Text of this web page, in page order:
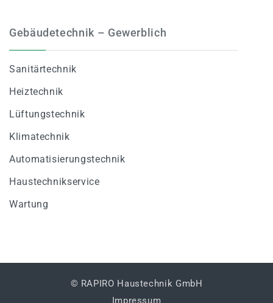
Gebäudetechnik – Gewerblich
Sanitärtechnik
Heiztechnik
Lüftungstechnik
Klimatechnik
Automatisierungstechnik
Haustechnikservice
Wartung
© RAPIRO Haustechnik GmbH